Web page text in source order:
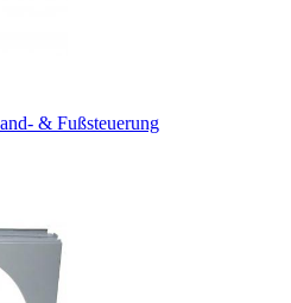
& Fußsteuerung